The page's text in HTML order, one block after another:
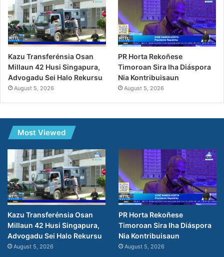
Kazu Transferénsia Osan
Millaun 42 Husi Singapura,
Advogadu Sei Halo Rekursu
August 5, 2026
PR Horta Rekoñese
Timoroan Sira Iha Diáspora
Nia Kontribuisaun
August 5, 2026
Most Viewed
Kazu Transferénsia Osan
Millaun 42 Husi Singapura,
Advogadu Sei Halo Rekursu
August 5, 2026
PR Horta Rekoñese
Timoroan Sira Iha Diáspora
Nia Kontribuisaun
August 5, 2026